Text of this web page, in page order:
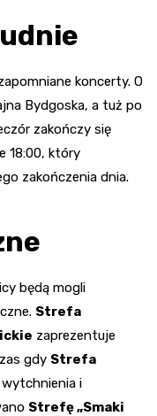
koncerty. O
Bydgoska, a tuż po
zakończy się
18:00, który
zakończenia dnia.
będą mogli
Strefa
zaprezentuje
gdy Strefa
i
Strefę „Smaki